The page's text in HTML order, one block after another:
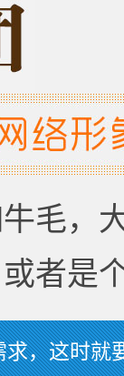
毛，
者是
，这时就